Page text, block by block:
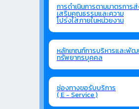
การดำเนินการตามมาตรการ
เสริมคุณธรรมและความ
โปร่งใสภายในหน่วยงาน
หลักเกณฑ์การบริหารและพัฒ
ทรัพยากรบุคคล
ช่องทางขอรับบริการ
( E - Service )